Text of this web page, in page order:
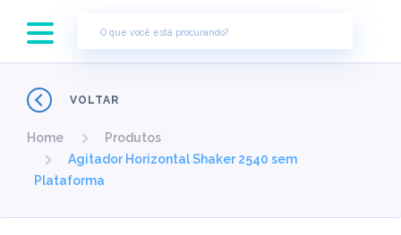
VOLTAR
Home
Produtos
Agitador Horizontal Shaker 2540 sem
Plataforma